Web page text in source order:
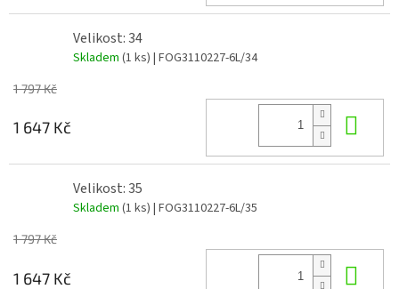
Velikost: 34
Skladem (1 ks) | FOG3110227-6L/34
1 797 Kč
1 647 Kč
Velikost: 35
Skladem (1 ks) | FOG3110227-6L/35
1 797 Kč
1 647 Kč